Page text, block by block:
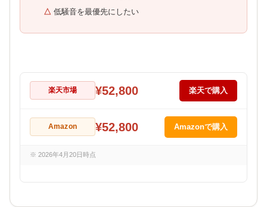
低騒音を最優先にしたい
楽天市場 ¥52,800 楽天で購入
Amazon ¥52,800 Amazonで購入
※ 2026年4月20日時点